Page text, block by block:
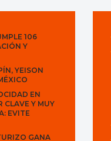
106
Y
YEISON
EN
CLAVE Y MUY
EVITE
GANA